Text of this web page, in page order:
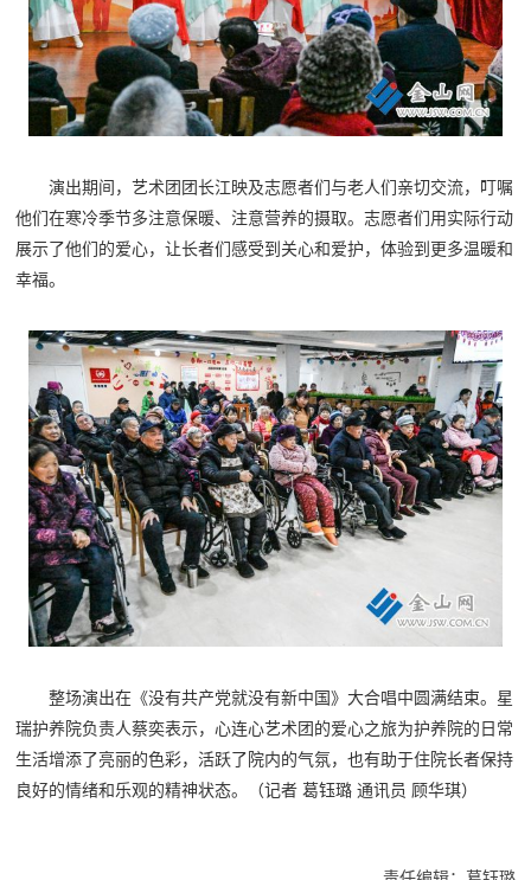
演出期间，艺术团团长江映及志愿者们与老人们亲切交流，叮嘱
他们在寒冷季节多注意保暖、注意营养的摄取。志愿者们用实际行动
展示了他们的爱心，让长者们感受到关心和爱护，体验到更多温暖和
幸福。
整场演出在《没有共产党就没有新中国》大合唱中圆满结束。星
瑞护养院负责人蔡奕表示，心连心艺术团的爱心之旅为护养院的日常
生活增添了亮丽的色彩，活跃了院内的气氛，也有助于住院长者保持
良好的情绪和乐观的精神状态。（记者 葛钰璐 通讯员 顾华琪）